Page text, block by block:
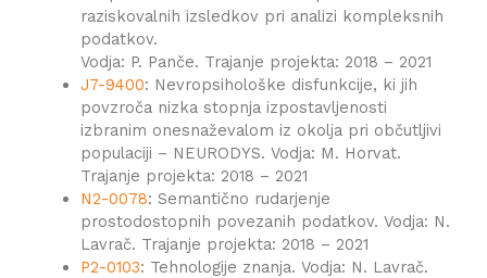
raziskovalnih izsledkov pri analizi kompleksnih
podatkov.
Vodja: P. Panče. Trajanje projekta: 2018 – 2021
J7-9400: Nevropsihološke disfunkcije, ki jih
povzroča nizka stopnja izpostavljenosti
izbranim onesnaževalom iz okolja pri občutljivi
populaciji – NEURODYS. Vodja: M. Horvat.
Trajanje projekta: 2018 – 2021
N2-0078: Semantično rudarjenje
prostodostopnih povezanih podatkov. Vodja: N.
Lavrač. Trajanje projekta: 2018 – 2021
P2-0103: Tehnologije znanja. Vodja: N. Lavrač.